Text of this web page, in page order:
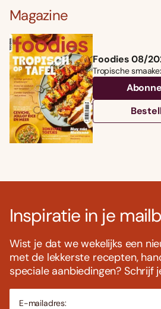
Magazine
Foodies 08/
Tropische
Inspiratie in je
Wist je dat we wekelijks een
met de lekkerste recepten,
speciale aanbiedingen? Schrijf
E-mailadres: